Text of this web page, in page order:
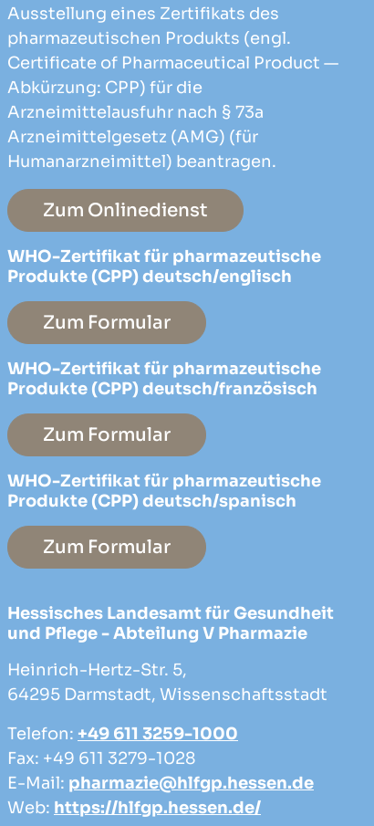
Ausstellung eines Zertifikats des
pharmazeutischen Produkts (engl.
Certificate of Pharmaceutical Product —
Abkürzung: CPP) für die
Arzneimittelausfuhr nach § 73a
Arzneimittelgesetz (AMG) (für
Humanarzneimittel) beantragen.
Zum Onlinedienst
WHO-Zertifikat für pharmazeutische
Produkte (CPP) deutsch/englisch
Zum Formular
WHO-Zertifikat für pharmazeutische
Produkte (CPP) deutsch/französisch
Zum Formular
WHO-Zertifikat für pharmazeutische
Produkte (CPP) deutsch/spanisch
Zum Formular
Hessisches Landesamt für Gesundheit
und Pflege - Abteilung V Pharmazie
Heinrich-Hertz-Str. 5,
64295 Darmstadt, Wissenschaftsstadt
Telefon: +49 611 3259-1000
Fax: +49 611 3279-1028
E-Mail: pharmazie@hlfgp.hessen.de
Web: https://hlfgp.hessen.de/